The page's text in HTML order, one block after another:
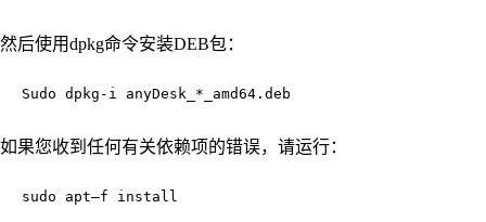
然后使用dpkg命令安装DEB包：
Sudo dpkg-i anyDesk_*_amd64.deb
如果您收到任何有关依赖项的错误，请运行：
sudo apt—f install